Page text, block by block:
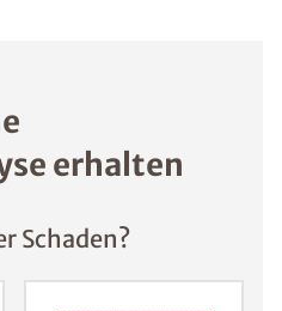
erhalten
Schaden?